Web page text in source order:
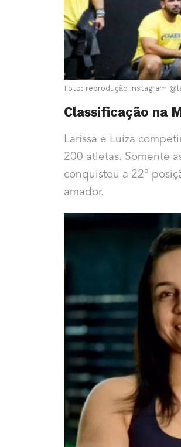
Foto: reprodução instagram @
Classificação na
Larissa e Luiza
200 atletas. Somente
conquistou a 22°
amador.